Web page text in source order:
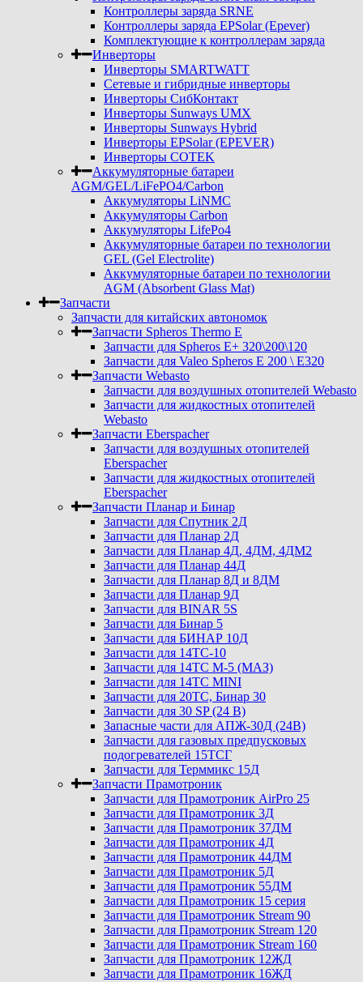
Контроллеры заряда SRNE
Контроллеры заряда EPSolar (Epever)
Комплектующие к контроллерам заряда
Инверторы
Инверторы SMARTWATT
Сетевые и гибридные инверторы
Инверторы СибКонтакт
Инверторы Sunways UMX
Инверторы Sunways Hybrid
Инверторы EPSolar (EPEVER)
Инверторы COTEK
Аккумуляторные батареи
AGM/GEL/LiFePO4/Carbon
Аккумуляторы LiNMC
Аккумуляторы Carbon
Аккумуляторы LifePo4
Аккумуляторные батареи по технологии
GEL (Gel Electrolite)
Аккумуляторные батареи по технологии
AGM (Absorbent Glass Mat)
Запчасти
Запчасти для китайских автономок
Запчасти Spheros Thermo E
Запчасти для Spheros E+ 320\200\120
Запчасти для Valeo Spheros E 200 \ E320
Запчасти Webasto
Запчасти для воздушных отопителей Webasto
Запчасти для жидкостных отопителей
Webasto
Запчасти Eberspacher
Запчасти для воздушных отопителей
Eberspacher
Запчасти для жидкостных отопителей
Eberspacher
Запчасти Планар и Бинар
Запчасти для Спутник 2Д
Запчасти для Планар 2Д
Запчасти для Планар 4Д, 4ДМ, 4ДМ2
Запчасти для Планар 44Д
Запчасти для Планар 8Д и 8ДМ
Запчасти для Планар 9Д
Запчасти для BINAR 5S
Запчасти для Бинар 5
Запчасти для БИНАР 10Д
Запчасти для 14ТС-10
Запчасти для 14ТС М-5 (МАЗ)
Запчасти для 14ТС MINI
Запчасти для 20ТС, Бинар 30
Запчасти для 30 SP (24 В)
Запасные части для АПЖ-30Д (24В)
Запчасти для газовых предпусковых
подогревателей 15ТСГ
Запчасти для Терммикс 15Д
Запчасти Прамотроник
Запчасти для Прамотроник AirPro 25
Запчасти для Прамотроник 3Д
Запчасти для Прамотроник 37ДМ
Запчасти для Прамотроник 4Д
Запчасти для Прамотроник 44ДМ
Запчасти для Прамотроник 5Д
Запчасти для Прамотроник 55ДМ
Запчасти для Прамотроник 15 серия
Запчасти для Прамотроник Stream 90
Запчасти для Прамотроник Stream 120
Запчасти для Прамотроник Stream 160
Запчасти для Прамотроник 12ЖД
Запчасти для Прамотроник 16ЖД